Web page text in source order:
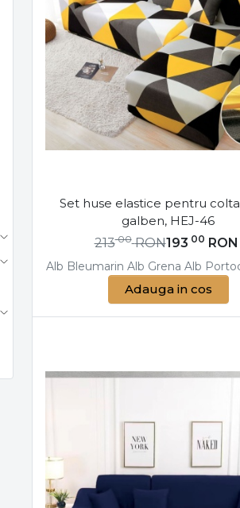
Set huse elastice pentru
galben, HEJ-46
193 00 RON
21300 RON
Alb Bleumarin Alb Grena Alb
Adauga in cos